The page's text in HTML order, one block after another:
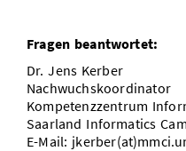
Fragen beantwortet:
Dr. Jens Kerber
Nachwuchskoordinator
Kompetenzzentrum
Saarland Informatics
E-Mail: